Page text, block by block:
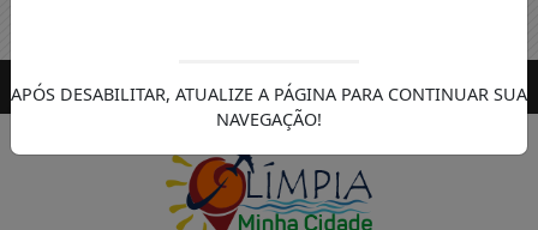
Entrar
APÓS DESABILITAR, ATUALIZE A PÁGINA PARA CONTINUAR SUA
NAVEGAÇÃO!